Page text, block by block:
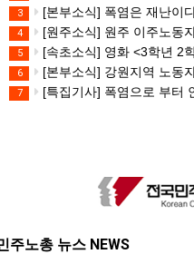
3 [본부소식] 폭염은 재난이다! 민주
4 [원주소식] 원주 이주노동
5 [속초소식] 영화 <3학년 2
6 [본부소식] 강원지역 노동
7 [특집기사] 폭염으로 부터
주노총 뉴스 NEWS